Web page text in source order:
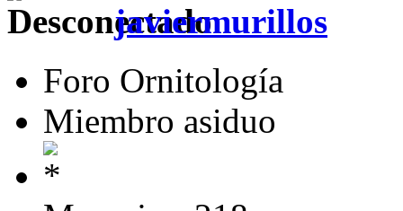
javiermurillos
Foro Ornitología
Miembro asiduo